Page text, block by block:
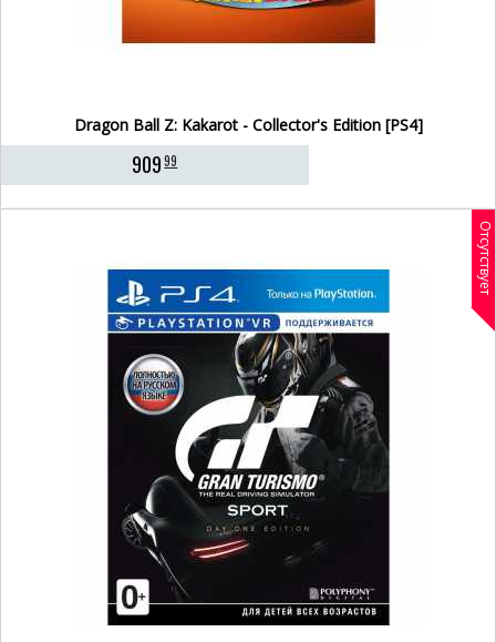
Dragon Ball Z: Kakarot - Collector's Edition [PS4]
90999
Отсутствует